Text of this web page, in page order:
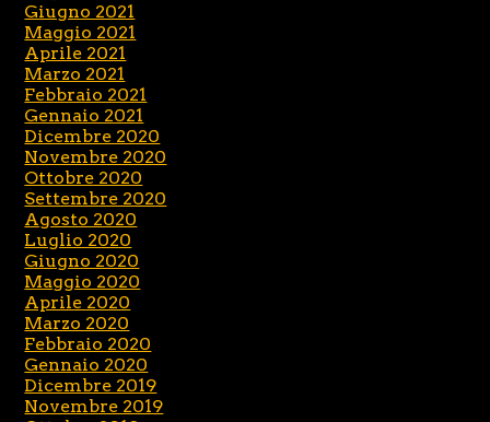
Giugno 2021
Maggio 2021
Aprile 2021
Marzo 2021
Febbraio 2021
Gennaio 2021
Dicembre 2020
Novembre 2020
Ottobre 2020
Settembre 2020
Agosto 2020
Luglio 2020
Giugno 2020
Maggio 2020
Aprile 2020
Marzo 2020
Febbraio 2020
Gennaio 2020
Dicembre 2019
Novembre 2019